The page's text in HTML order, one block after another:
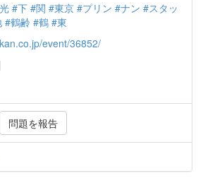
#下 #関 #東京 #プリン #ナン #スタッ
#鶴齢 #鶴 #東
event/36852/
問題を報告